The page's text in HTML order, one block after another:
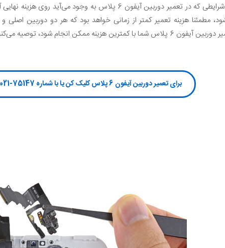
نمی‌رسد. البته شرایطی که در تعمیر دوربین آیفون 6 پلاس
انجام شود، توصیه می‌کنیم از سرویس موبایل کمک استفاده کنید.
برای تعمیر دوربین آیفون 6 پلاس کلیک کن یا با شماره 75147-021 گارانتی رسمی تعمیرات اپل تماس بگیر